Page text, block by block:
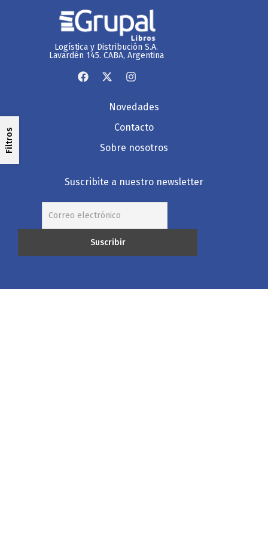
Filtros
Logística y Distribución S.A.
Lavardén 145. CABA, Argentina
Novedades
Contacto
Sobre nosotros
Suscribite a nuestro newsletter